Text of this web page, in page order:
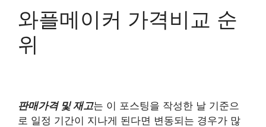
와플메이커 가격비교 순
위
판매가격 및 재고는 이 포스팅을 작성한 날 기준으
로 일정 기간이 지나게 된다면 변동되는 경우가 많